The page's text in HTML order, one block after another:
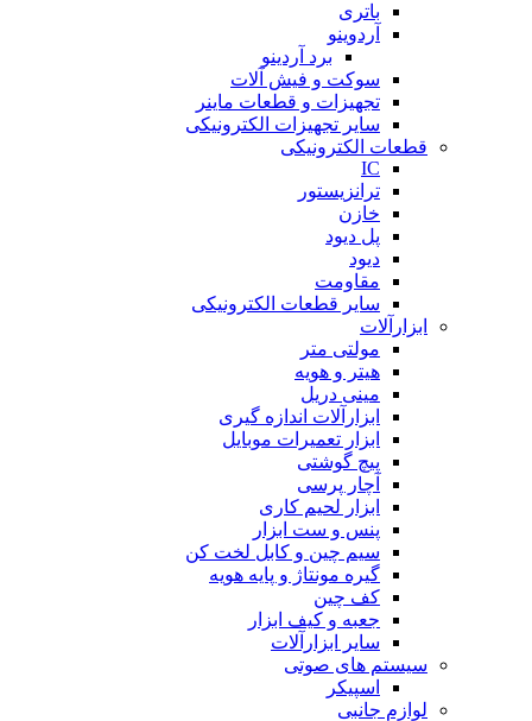
باتری
آردوینو
برد آردینو
سوکت و فیش آلات
تجهیزات و قطعات ماینر
سایر تجهیزات الکترونیکی
قطعات الکترونیکی
IC
ترانزیستور
خازن
پل دیود
دیود
مقاومت
سایر قطعات الکترونیکی
ابزارآلات
مولتی متر
هیتر و هویه
مینی دریل
ابزارآلات اندازه گیری
ابزار تعمیرات موبایل
پیچ گوشتی
آچار پرسی
ابزار لحیم کاری
پنس و ست ابزار
سیم چین و کابل لخت کن
گیره مونتاژ و پایه هویه
کف چین
جعبه و کیف ابزار
سایر ابزارآلات
سیستم های صوتی
اسپیکر
لوازم جانبی